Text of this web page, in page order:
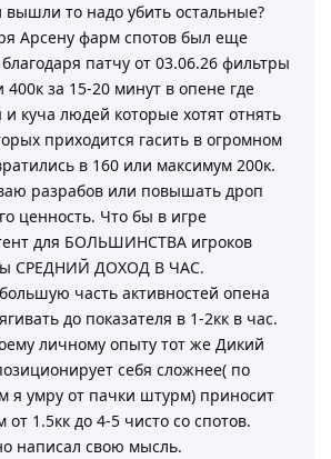
вышли то надо убить остальные?
Арсену фарм спотов был еще
патчу от 03.06.26 фильтры
400к за 15-20 минут в опене где
куча людей которые хотят отнять
приходится гасить в огромном
в 160 или максимум 200к.
разрабов или повышать дроп
ценность. Что бы в игре
для БОЛЬШИНСТВА игроков
СРЕДНИЙ ДОХОД В ЧАС.
часть активностей опена
до показателя в 1-2кк в час.
личному опыту тот же Дикий
себя сложнее( по
я умру от пачки штурм) приносит
1.5кк до 4-5 чисто со спотов.
написал свою мысль.